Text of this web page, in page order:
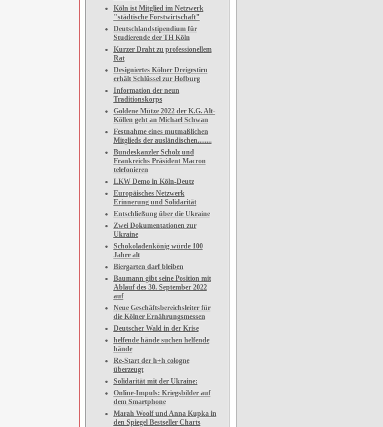
Köln ist Mitglied im Netzwerk
"städtische Forstwirtschaft"
Deutschlandstipendium für
Studierende der TH Köln
Kurzer Draht zu professionellem
Rat
Designiertes Kölner Dreigestirn
erhält Schlüssel zur Hofburg
Information der neun
Traditionskorps
Goldene Mütze 2022 der K.G. Alt-
Köllen geht an Michael Schwan
Festnahme eines mutmaßlichen
Mitglieds der ausländischen........
Bundeskanzler Scholz und
Frankreichs Präsident Macron
telefonieren
LKW Demo in Köln-Deutz
Europäisches Netzwerk
Erinnerung und Solidarität
Entschließung über die Ukraine
Zwei Dokumentationen zur
Ukraine
Schokoladenkönig würde 100
Jahre alt
Biergarten darf bleiben
Baumann gibt seine Position mit
Ablauf des 30. September 2022
auf
Neue Geschäftsbereichsleiter für
die Kölner Ernährungsmessen
Deutscher Wald in der Krise
helfende hände suchen helfende
hände
Re-Start der h+h cologne
überzeugt
Solidarität mit der Ukraine:
Online-Impuls: Kriegsbilder auf
dem Smartphone
Marah Woolf und Anna Kupka in
den Spiegel Bestseller Charts